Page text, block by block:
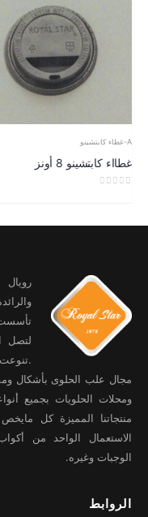
A-غطاء كابتشينو
غطااء كابتشينو 8 أونز
لتصل
مجال علب الحلوى بأشكال
ومحلات الحلويات بجميع
منتجاتنا المميزة كل
الاستعمال الواحد من
الوجبات وغيره.
الروابط